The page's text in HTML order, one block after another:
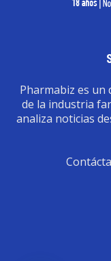
Pharmabiz es un
de la industria
analiza noticias